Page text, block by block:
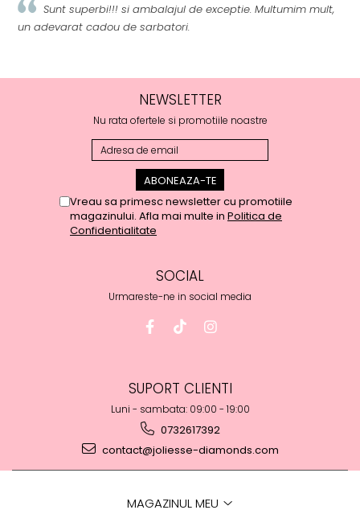
Sunt superbi!!! si ambalajul de exceptie. Multumim mult,
un adevarat cadou de sarbatori.
NEWSLETTER
Nu rata ofertele si promotiile noastre
Vreau sa primesc newsletter cu promotiile
magazinului. Afla mai multe in Politica de
Confidentialitate
SOCIAL
Urmareste-ne in social media
SUPORT CLIENTI
Luni - sambata: 09:00 - 19:00
0732617392
contact@joliesse-diamonds.com
MAGAZINUL MEU